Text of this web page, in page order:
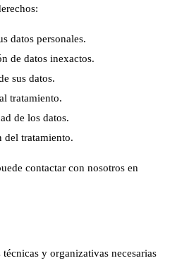
datos personales.
de datos inexactos.
sus datos.
tratamiento.
de los datos.
del tratamiento.
contactar con nosotros en
y organizativas necesarias